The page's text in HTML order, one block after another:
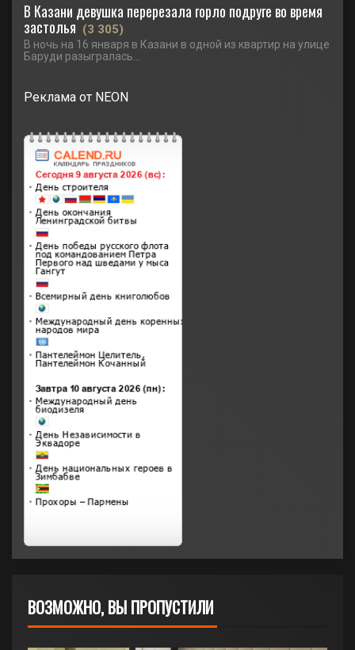
В Казани девушка перерезала горло подруге во время
застолья (3 305)
В ночь на 16 января в Казани в одной из квартир на улице
Баруди разыгралась...
Реклама от NEON
ВОЗМОЖНО, ВЫ ПРОПУСТИЛИ